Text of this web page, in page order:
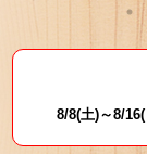
8/8(土)～8/